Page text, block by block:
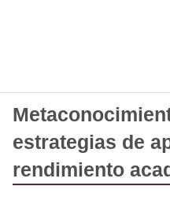
estrategias de
rendimiento